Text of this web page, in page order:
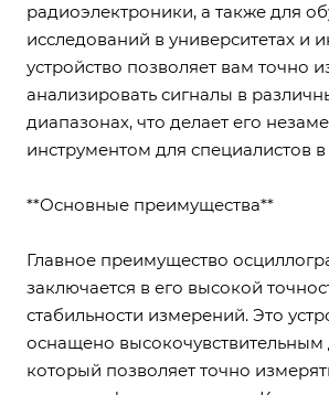
радиоэлектроники, а также для
исследований в университетах и
устройство позволяет вам точно
анализировать сигналы в
диапазонах, что делает его
инструментом для специалистов в
**Основные преимущества**
Главное преимущество
заключается в его высокой
стабильности измерений. Это
оснащено высокочувствительным
который позволяет точно